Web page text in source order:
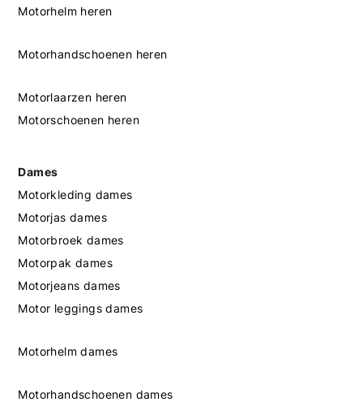
Motorhelm heren
Motorhandschoenen heren
Motorlaarzen heren
Motorschoenen heren
Dames
Motorkleding dames
Motorjas dames
Motorbroek dames
Motorpak dames
Motorjeans dames
Motor leggings dames
Motorhelm dames
Motorhandschoenen dames